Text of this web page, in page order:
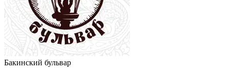
Бакинский бульвар